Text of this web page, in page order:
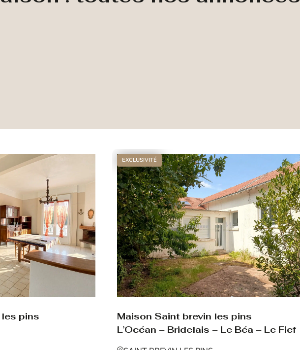
pins
EXCLUSIVITÉ
Maison Saint brevin les pins
L’Océan – Bridelais – Le Béa – Le Fief